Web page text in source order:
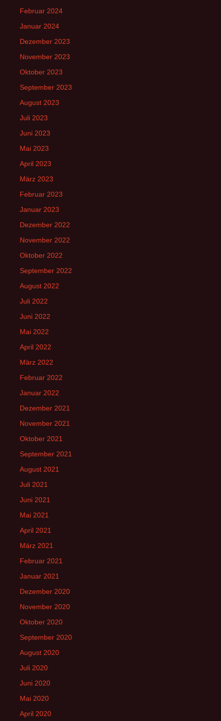
Februar 2024
Januar 2024
Dezember 2023
November 2023
Oktober 2023
September 2023
August 2023
Juli 2023
Juni 2023
Mai 2023
April 2023
März 2023
Februar 2023
Januar 2023
Dezember 2022
November 2022
Oktober 2022
September 2022
August 2022
Juli 2022
Juni 2022
Mai 2022
April 2022
März 2022
Februar 2022
Januar 2022
Dezember 2021
November 2021
Oktober 2021
September 2021
August 2021
Juli 2021
Juni 2021
Mai 2021
April 2021
März 2021
Februar 2021
Januar 2021
Dezember 2020
November 2020
Oktober 2020
September 2020
August 2020
Juli 2020
Juni 2020
Mai 2020
April 2020